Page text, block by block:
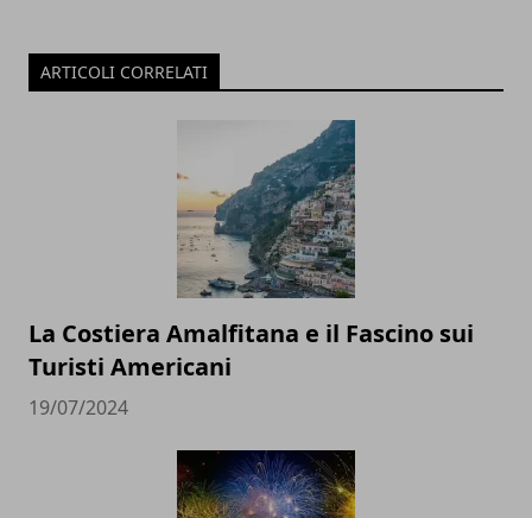
ARTICOLI CORRELATI
La Costiera Amalfitana e il Fascino sui
Turisti Americani
19/07/2024